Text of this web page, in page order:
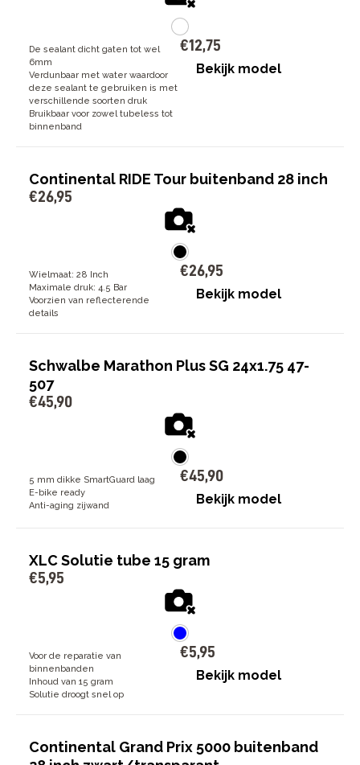
De sealant dicht gaten tot wel
6mm
Verdunbaar met water waardoor
deze sealant te gebruiken is met
verschillende soorten druk
Bruikbaar voor zowel tubeless tot
binnenband
€12,75
Bekijk model
Continental RIDE Tour buitenband 28 inch
€26,95
Wielmaat: 28 Inch
Maximale druk: 4.5 Bar
Voorzien van reflecterende
details
€26,95
Bekijk model
Schwalbe Marathon Plus SG 24x1.75 47-
507
€45,90
5 mm dikke SmartGuard laag
E-bike ready
Anti-aging zijwand
€45,90
Bekijk model
XLC Solutie tube 15 gram
€5,95
Voor de reparatie van
binnenbanden
Inhoud van 15 gram
Solutie droogt snel op
€5,95
Bekijk model
Continental Grand Prix 5000 buitenband